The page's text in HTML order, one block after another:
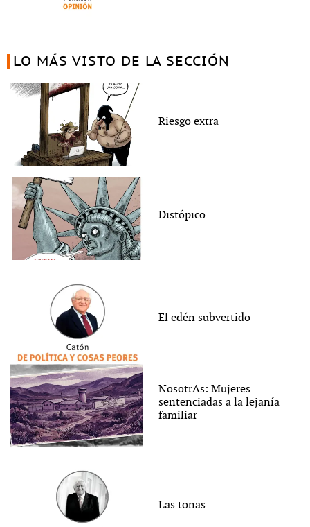
LO MÁS VISTO DE LA SECCIÓN
Riesgo extra
Distópico
El edén subvertido
NosotrAs: Mujeres
sentenciadas a la lejanía
familiar
Las toñas